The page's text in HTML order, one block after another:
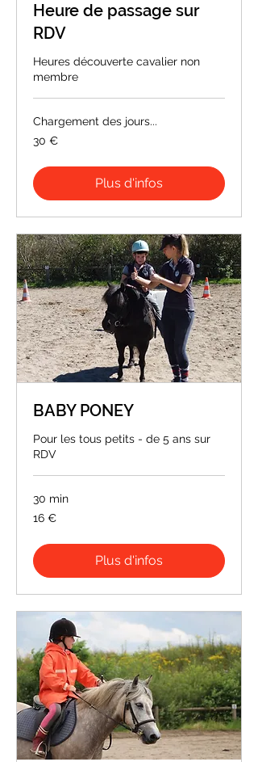
Heure de passage sur
RDV
Heures découverte cavalier non
membre
Chargement des jours...
30
euros
30 €
Plus d'infos
BABY PONEY
Pour les tous petits - de 5 ans sur
RDV
30 min
16
euros
16 €
Plus d'infos